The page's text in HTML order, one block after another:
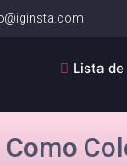
Lista
Como